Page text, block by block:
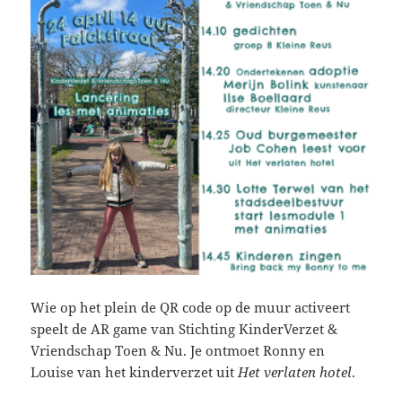
Wie op het plein de QR code op de muur activeert
speelt de AR game van Stichting KinderVerzet &
Vriendschap Toen & Nu. Je ontmoet Ronny en
Louise van het kinderverzet uitHet verlaten hotel.